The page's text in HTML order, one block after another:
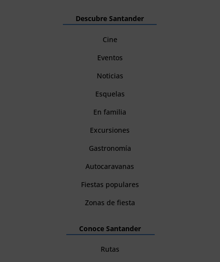
Descubre Santander
Cine
Eventos
Noticias
Esquelas
En familia
Excursiones
Gastronomía
Autocaravanas
Fiestas populares
Zonas de fiesta
Conoce Santander
Rutas